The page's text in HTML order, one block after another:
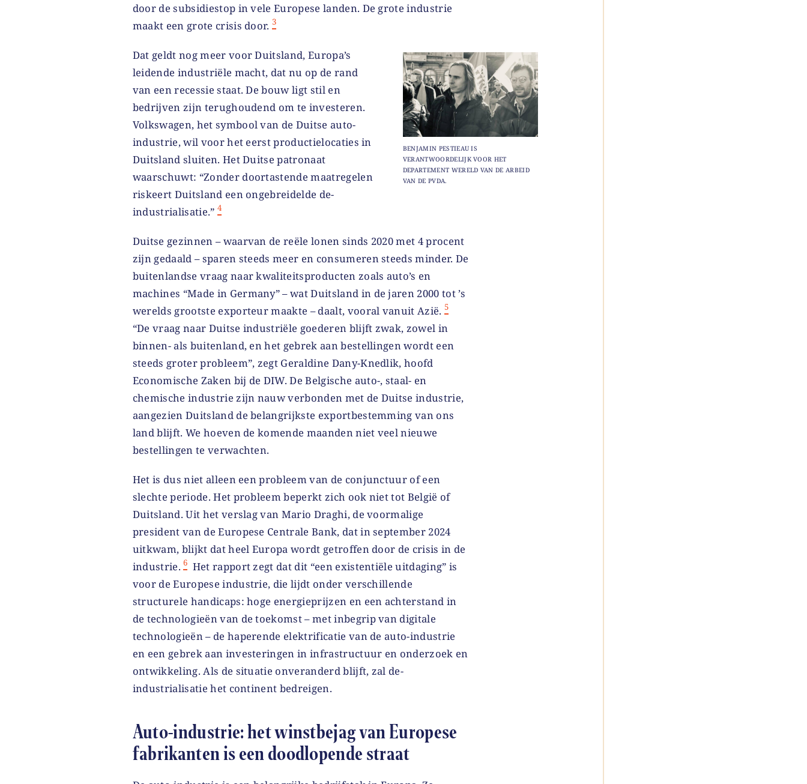
door de subsidiestop in vele Europese landen. De grote industrie
maakt een grote crisis door. 3
BENJAMIN PESTIEAU IS
VERANTWOORDELIJK VOOR HET
DEPARTEMENT WERELD VAN DE ARBEID
VAN DE PVDA.
Dat geldt nog meer voor Duitsland, Europa’s
leidende industriële macht, dat nu op de rand
van een recessie staat. De bouw ligt stil en
bedrijven zijn terughoudend om te investeren.
Volkswagen, het symbool van de Duitse auto-
industrie,wil voor het eerst productielocaties in
Duitsland sluiten. Het Duitse patronaat
waarschuwt: “Zonder doortastende maatregelen
riskeert Duitsland een ongebreidelde de-
industrialisatie.” 4
Duitse gezinnen – waarvan de reële lonen sinds 2020 met 4 procent
zijn gedaald – sparen steeds meer en consumeren steeds minder. De
buitenlandse vraag naar kwaliteitsproducten zoals auto’s en
machines “Made in Germany” – wat Duitsland in de jaren 2000 tot ’s
werelds grootste exporteur maakte – daalt, vooral vanuit Azië. 5
“De vraag naar Duitse industriële goederen blijft zwak, zowel in
binnen- als buitenland, en het gebrek aan bestellingen wordt een
steeds groter probleem”, zegt Geraldine Dany-Knedlik, hoofd
Economische Zaken bij de DIW. De Belgische auto-, staal- en
chemische industrie zijn nauw verbonden met de Duitse industrie,
aangezien Duitsland de belangrijkste exportbestemming van ons
land blijft. We hoeven de komende maanden niet veel nieuwe
bestellingen te verwachten.
Het is dus niet alleen een probleem van de conjunctuur of een
slechte periode. Het probleem beperkt zich ook niet tot België of
Duitsland. Uit het verslag van Mario Draghi, de voormalige
president van de Europese Centrale Bank, dat in september 2024
uitkwam, blijkt dat heel Europa wordt getroffen door de crisis in de
industrie. 6 Het rapport zegt dat dit “een existentiële uitdaging” is
voor de Europese industrie, die lijdt onder verschillende
structurele handicaps: hoge energieprijzen en een achterstand in
de technologieën van de toekomst – met inbegrip van digitale
technologieën – de haperende elektrificatie van de auto-industrie
en een gebrek aan investeringen in infrastructuur en onderzoek en
ontwikkeling. Als de situatie onveranderd blijft, zal de-
industrialisatie het continent bedreigen.
Auto-industrie: het winstbejag van Europese
fabrikanten is een doodlopende straat